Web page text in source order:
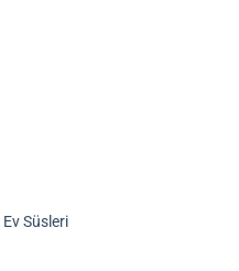
Ev Süsleri